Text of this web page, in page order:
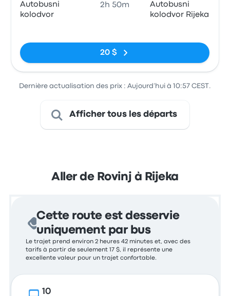
Autobusni
kolodvor
2h 50m
Autobusni
kolodvor Rijeka
20 $
Dernière actualisation des prix : Aujourd’hui à 10:57 CEST.
Afficher tous les départs
Aller de Rovinj à Rijeka
Cette route est desservie
uniquement par bus
Le trajet prend environ 2 heures 42 minutes et, avec des
tarifs à partir de seulement 17 $, il représente une
excellente valeur pour un trajet confortable.
10